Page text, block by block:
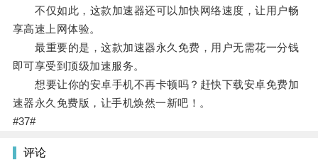
不仅如此，这款加速器还可以加快网络速度，让用户畅
享高速上网体验。
最重要的是，这款加速器永久免费，用户无需花一分钱
即可享受到顶级加速服务。
想要让你的安卓手机不再卡顿吗？赶快下载安卓免费加
速器永久免费版，让手机焕然一新吧！。
#37#
评论